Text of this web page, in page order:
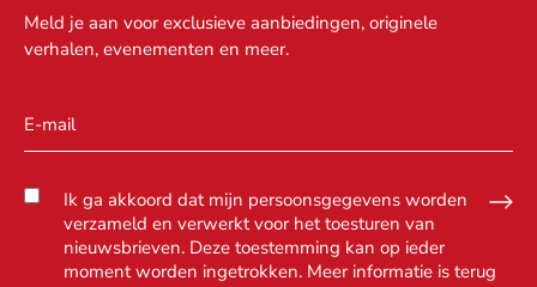
Meld je aan voor exclusieve aanbiedingen, originele
verhalen, evenementen en meer.
Ik ga akkoord dat mijn persoonsgegevens worden
verzameld en verwerkt voor het toesturen van
nieuwsbrieven. Deze toestemming kan op ieder
moment worden ingetrokken. Meer informatie is terug